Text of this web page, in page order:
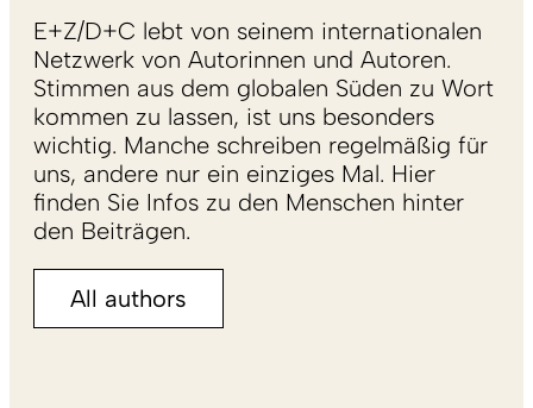
E+Z/D+C lebt von seinem internationalen
Netzwerk von Autorinnen und Autoren.
Stimmen aus dem globalen Süden zu Wort
kommen zu lassen, ist uns besonders
wichtig. Manche schreiben regelmäßig für
uns, andere nur ein einziges Mal. Hier
finden Sie Infos zu den Menschen hinter
den Beiträgen.
All authors